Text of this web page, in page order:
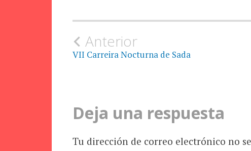
Navegación
entrada
Anterior
VII Carreira Nocturna de Sada
Deja una respuesta
Tu dirección de correo electrónico no